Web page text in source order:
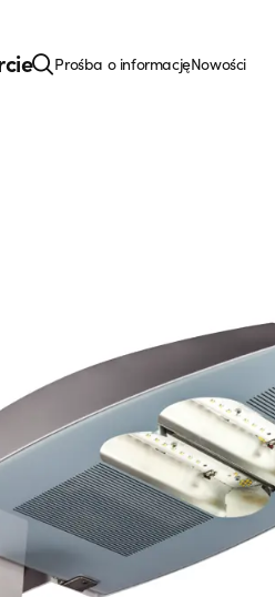
Prośba o informacjęNowości